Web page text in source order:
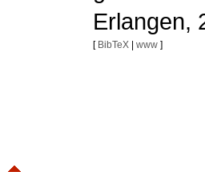
Erlangen,
[ BibTeX| www ]